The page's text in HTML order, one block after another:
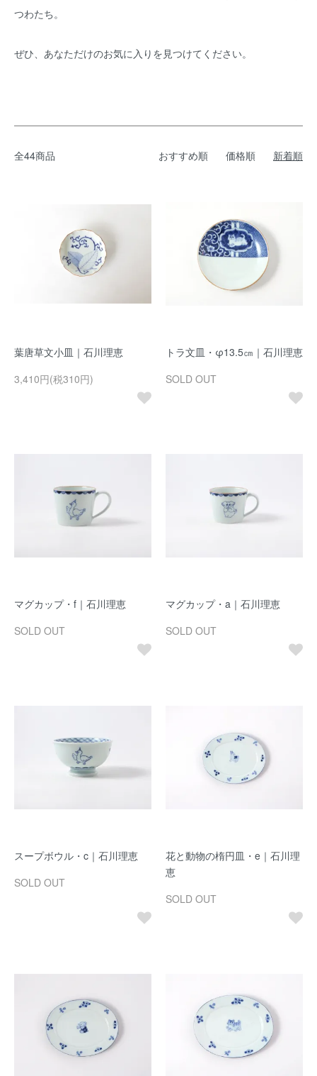
つわたち。
ぜひ、あなただけのお気に入りを見つけてください。
全44商品 おすすめ順 価格順 新着順
葉唐草文小皿｜石川理恵
3,410円(税310円)
トラ文皿・φ13.5㎝｜石川理恵
SOLD OUT
マグカップ・f｜石川理恵
SOLD OUT
マグカップ・a｜石川理恵
SOLD OUT
スープボウル・c｜石川理恵
SOLD OUT
花と動物の楕円皿・e｜石川理
恵
SOLD OUT